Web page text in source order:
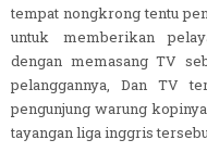
tempat nongkrong tentu
untuk memberikan
dengan memasang TV
pelanggannya, Dan TV
pengunjung warung
tayangan liga inggris